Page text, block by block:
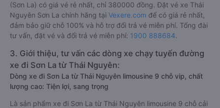
(Sơn La) có giá vé rẻ nhất, chỉ 380000 đồng. Đặt vé xe Thái
Nguyên Sơn La chính hãng tại Vexere.com để có giá rẻ nhất,
đảm bảo giữ chỗ 100% và hỗ trợ đổi trả vé miễn phí. Tổng đài
tư vấn, đặt vé và đổi trả vé miễn phí: 1900 888684.
3. Giới thiệu, tư vấn các dòng xe chạy tuyến đường
xe đi Sơn La từ Thái Nguyên:
Dòng xe đi Sơn La từ Thái Nguyên limousine 9 chỗ vip, chất
lượng cao: Tiện lợi, sang trọng
Là sản phẩm xe đi Sơn La từ Thái Nguyên limousine 9 chỗ cải